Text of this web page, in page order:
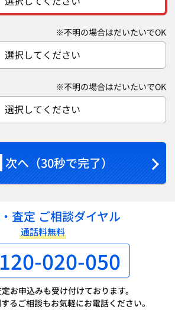
※不明の場合はだいたいでOK
選択してください
※不明の場合はだいたいでOK
選択してください
次へ（30秒で完了）
査定 ご相談ダイヤル
通話料無料
020-050
お申込みも受け付けております。
るご相談もお気軽にお電話ください。